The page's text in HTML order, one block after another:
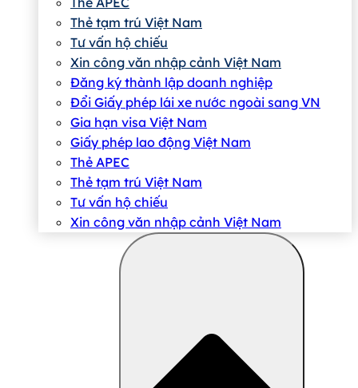
Thẻ tạm trú Việt Nam
Tư vấn hộ chiếu
Xin công văn nhập cảnh Việt Nam
Đăng ký thành lập doanh nghiệp
Đổi Giấy phép lái xe nước ngoài sang VN
Gia hạn visa Việt Nam
Giấy phép lao động Việt Nam
Thẻ APEC
Thẻ tạm trú Việt Nam
Tư vấn hộ chiếu
Xin công văn nhập cảnh Việt Nam